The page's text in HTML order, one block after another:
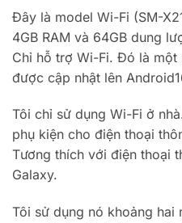
Đây là model Wi-Fi (SM-
4GB RAM và 64GB dung
Chỉ hỗ trợ Wi-Fi. Đó là một
được cập nhật lên
Tôi chỉ sử dụng Wi-Fi ở
phụ kiện cho điện thoại
Tương thích với điện thoại
Galaxy.
Tôi sử dụng nó khoảng hai